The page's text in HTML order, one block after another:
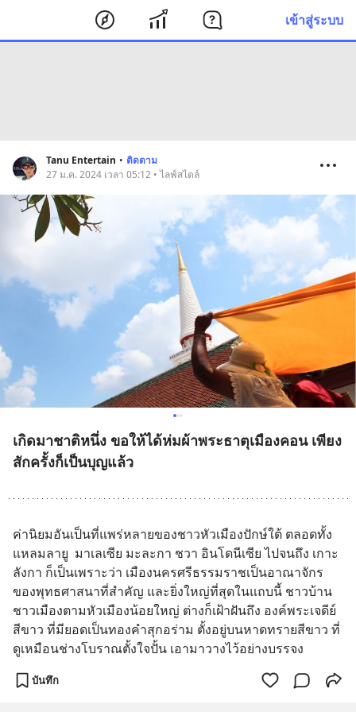
เข้าสู่ระบบ
Tanu Entertain • ติดตาม
27 ม.ค. 2024 เวลา 05:12 • ไลฟ์สไตล์
เกิดมาชาติหนึ่ง ขอให้ได้ห่มผ้าพระธาตุเมืองคอน เพียง
สักครั้งก็เป็นบุญแล้ว
ค่านิยมอันเป็นที่แพร่หลายของชาวหัวเมืองปักษ์ใต้ ตลอดทั้ง
แหลมลายู  มาเลเซีย มะละกา ชวา อินโดนีเซีย ไปจนถึง เกาะ
ลังกา ก็เป็นเพราะว่า เมืองนครศรีธรรมราชเป็นอาณาจักร
ของพุทธศาสนาที่สำคัญ และยิ่งใหญ่ที่สุดในแถบนี้ ชาวบ้าน
ชาวเมืองตามหัวเมืองน้อยใหญ่ ต่างก็เฝ้าฝันถึง องค์พระเจดีย์
สีขาว ที่มียอดเป็นทองคำสุกอร่าม ตั้งอยู่บนหาดทรายสีขาว ที่
ดูเหมือนช่างโบราณตั้งใจปั้น เอามาวางไว้อย่างบรรจง
บันทึก